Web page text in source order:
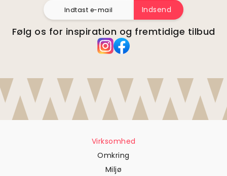
Indsend
Følg os for inspiration og fremtidige tilbud
Virksomhed
Omkring
Miljø